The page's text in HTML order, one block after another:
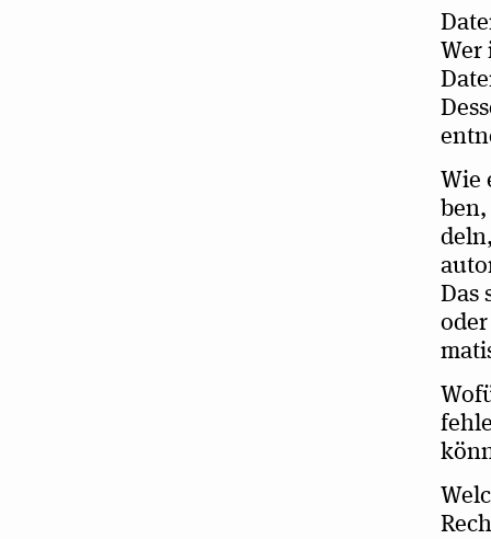
Wer
Wie
Das